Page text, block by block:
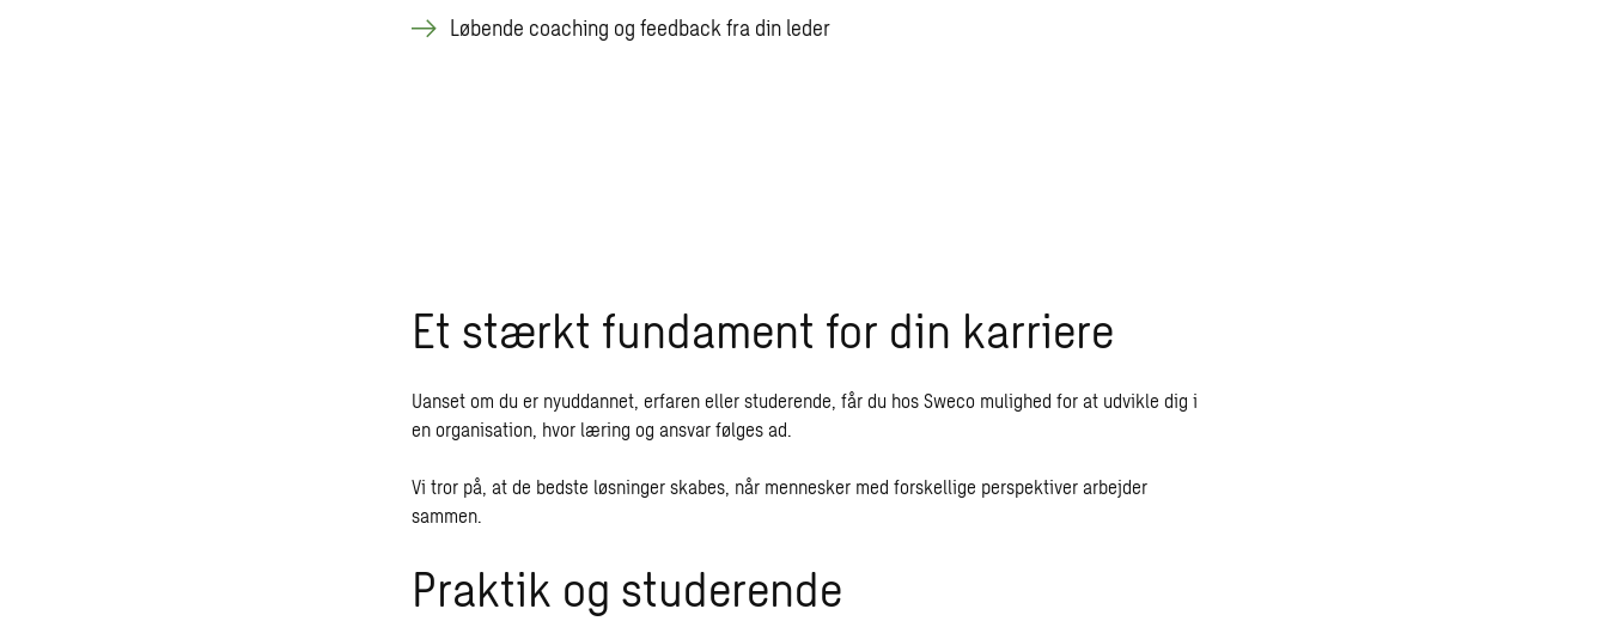
Løbende coaching og feedback fra din leder
Et stærkt fundament for din karriere
Uanset om du er nyuddannet, erfaren eller studerende, får du hos Sweco mulighed for at udvikle dig i
en organisation, hvor læring og ansvar følges ad.
Vi tror på, at de bedste løsninger skabes, når mennesker med forskellige perspektiver arbejder
sammen.
Praktik og studerende